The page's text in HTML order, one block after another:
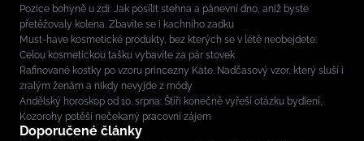
Pozice bohyně u zdi: Jak posílit stehna a pánevní dno, aniž byste
přetěžovaly kolena. Zbavíte se i kachního zadku
Must-have kosmetické produkty, bez kterých se v létě neobejdete:
Celou kosmetickou tašku vybavíte za pár stovek
Rafinované kostky po vzoru princezny Kate. Nadčasový vzor, který sluší i
zralým ženám a nikdy nevyjde z módy
Andělský horoskop od 10. srpna: Štíři konečně vyřeší otázku bydlení,
Kozorohy potěší nečekaný pracovní zájem
Doporučené články